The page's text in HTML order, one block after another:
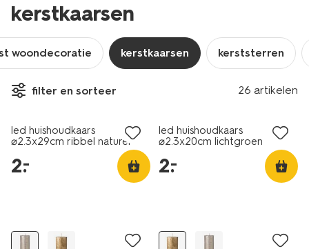
kerstkaarsen
woondecoratie kerstkaarsen kerststerren
filter en sorteer 26 artikelen
laag geprijsd
led huishoudkaars
⌀2.3x29cm ribbel naturel
2.
–
led huishoudkaars
⌀2.3x20cm lichtgroen
2.
–